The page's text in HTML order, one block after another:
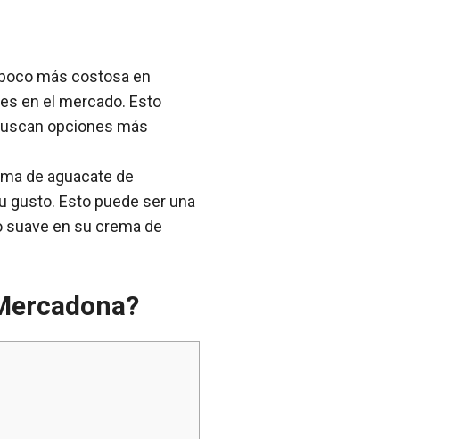
más costosa en
en el mercado. Esto
opciones más
de aguacate de
gusto. Esto puede ser una
en su crema de